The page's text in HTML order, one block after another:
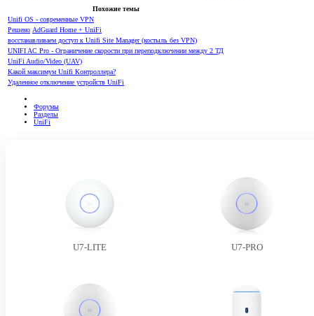
Похожие темы
Unifi OS - современные VPN
Решено AdGuard Home + UniFi
восстанавливаем доступ к Unifi Site Manager (костыль без VPN)
UNIFI AC Pro - Ограничение скорости при переподключении между 2 ТД
UniFi Audio/Video (UAV)
Какой максимум Unifi Контроллера?
Удаленное отключение устройств UniFi
Форумы
Разделы
UniFi
U7-LITE U7-PRO